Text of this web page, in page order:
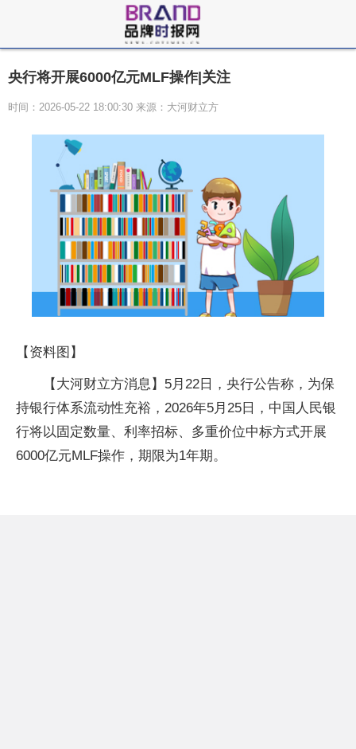
央行将开展6000亿元MLF操作|关注
时间：2026-05-22 18:00:30 来源：大河财立方
【资料图】
【大河财立方消息】5月22日，央行公告称，为保
持银行体系流动性充裕，2026年5月25日，中国人民银
行将以固定数量、利率招标、多重价位中标方式开展
6000亿元MLF操作，期限为1年期。